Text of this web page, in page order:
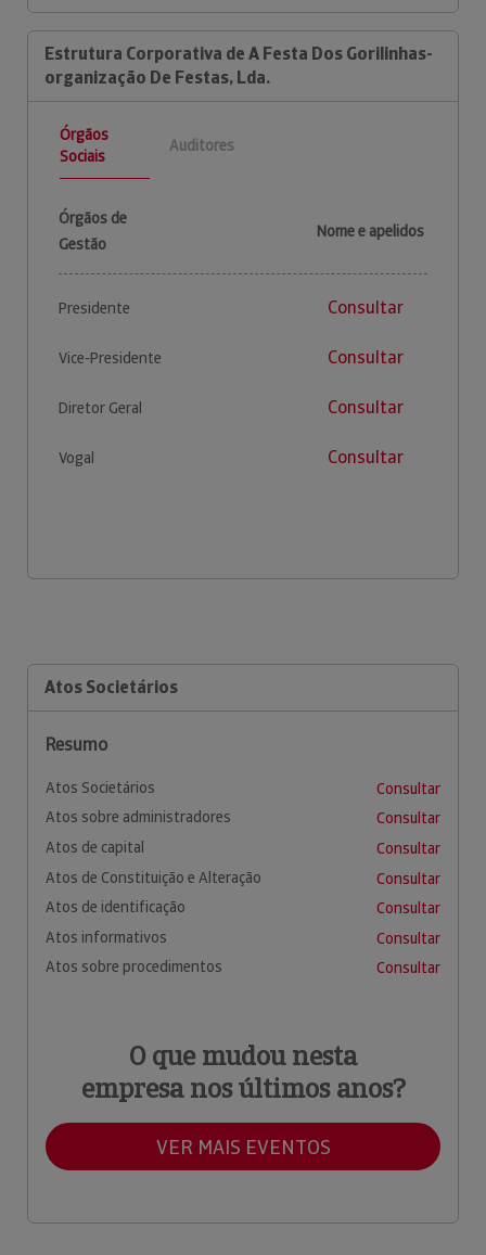
Estrutura Corporativa de A Festa Dos Gorilinhas-
organização De Festas, Lda.
Órgãos
Sociais
Auditores
Órgãos de
Gestão
Nome e apelidos
Presidente Consultar
Vice-Presidente Consultar
Diretor Geral Consultar
Vogal Consultar
Atos Societários
Resumo
Atos Societários
Consultar
Atos sobre administradores
Consultar
Atos de capital
Consultar
Atos de Constituição e Alteração
Consultar
Atos de identificação
Consultar
Atos informativos
Consultar
Atos sobre procedimentos
Consultar
O que mudou nesta
empresa nos últimos anos?
VER MAIS EVENTOS